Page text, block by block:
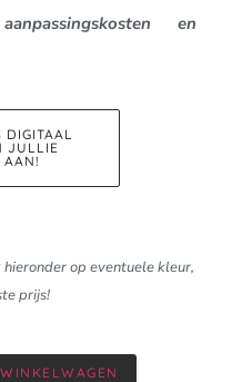
en
DIGITAAL
JULLIE
AAN!
op eventuele kleur,
prijs!